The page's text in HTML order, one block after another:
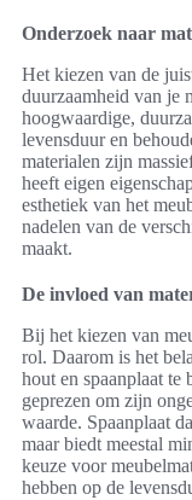
Onderzoek naar
Het kiezen van de
duurzaamheid van je
hoogwaardige,
levensduur en
materialen zijn
heeft eigen
esthetiek van het
nadelen van de
maakt.
De invloed van
Bij het kiezen van
rol. Daarom is het
hout en spaanplaat
geprezen om zijn
waarde. Spaanplaat
maar biedt meestal
keuze voor
hebben op de